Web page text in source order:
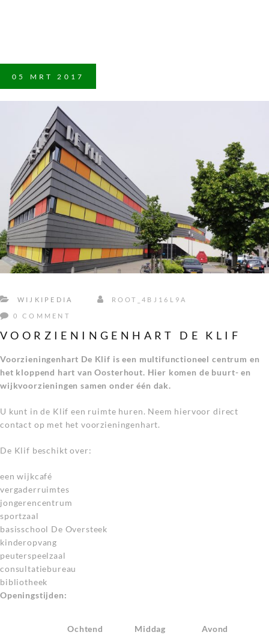
05 MRT 2017
WIJKIPEDIA ROOT_4BJ16L9A
0 COMMENT
VOORZIENINGENHART DE KLIF
Voorzieningenhart De Klif is een multifunctioneel centrum en
het kloppend hart van Oosterhout. Hier komen de buurt- en
wijkvoorzieningen samen onder één dak.
U kunt in de Klif een ruimte huren. Neem hiervoor direct
contact op met het voorzieningenhart.
De Klif beschikt over:
een wijkcafé
vergaderruimtes
jongerencentrum
sportzaal
basisschool De Oversteek
kinderopvang
peuterspeelzaal
consultatiebureau
bibliotheek
Openingstijden:
Ochtend Middag Avond